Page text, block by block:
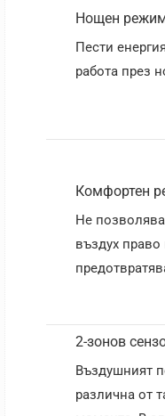
Нощен
Пести
работа през
Комфортен
Не
въздух право
2-зонов
Въздушният
различна от